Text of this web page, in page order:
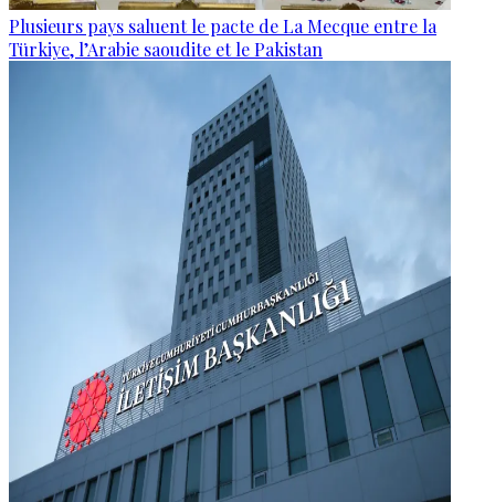
Plusieurs pays saluent le pacte de La Mecque entre la
Türkiye, l’Arabie saoudite et le Pakistan